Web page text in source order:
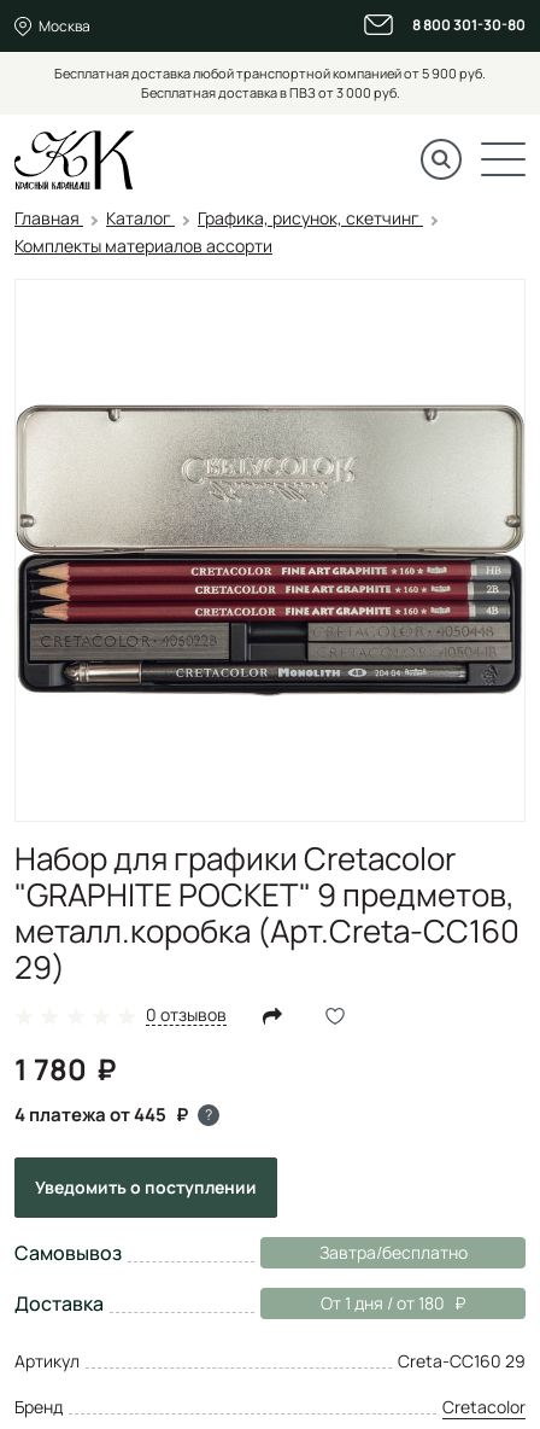
Москва 8 800 301-30-80
Бесплатная доставка любой транспортной компанией от 5 900 руб.
Бесплатная доставка в ПВЗ от 3 000 руб.
Главная Каталог
Графика, рисунок, скетчинг
Комплекты материалов ассорти
Набор для графики Cretacolor
"GRAPHITE POCKET" 9 предметов,
металл.коробка (Арт.Creta-CC160
29)
0 отзывов
1 780
4 платежа от 445 ?
Уведомитьо поступлении
Самовывоз Завтра/бесплатно
Доставка От 1 дня / от 180
Артикул
Creta-CC160 29
Бренд
Cretacolor